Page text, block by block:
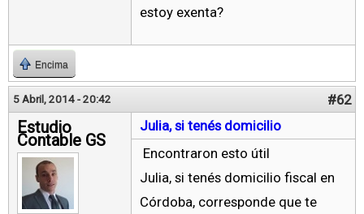
estoy exenta?
Encima
5 Abril, 2014 - 20:42 #62
Estudio
Contable GS
Julia, si tenés domicilio
Encontraron esto útil
Julia, si tenés domicilio fiscal en
Córdoba, corresponde que te